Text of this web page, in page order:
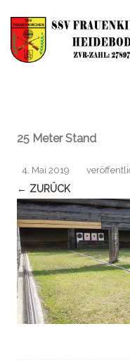
25 Meter Stand
4. Mai 2019
← ZURÜCK